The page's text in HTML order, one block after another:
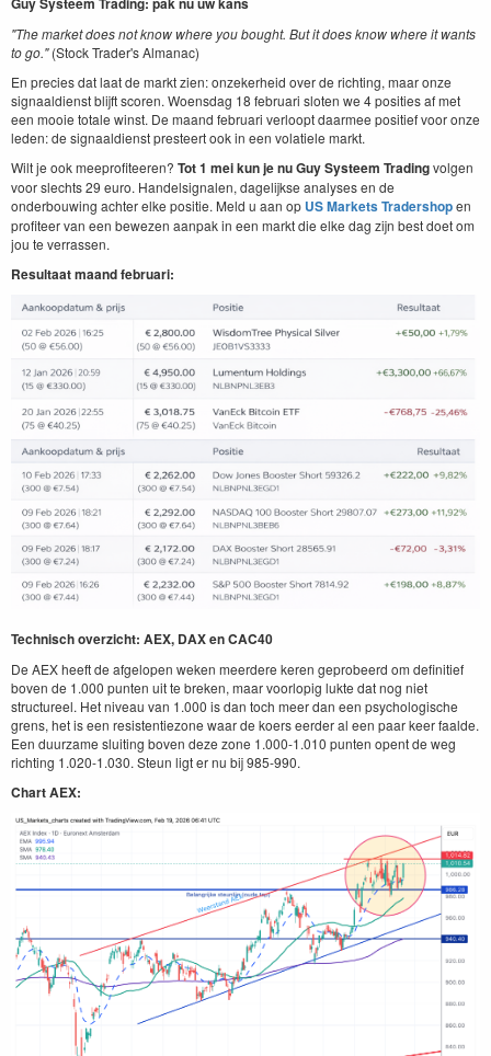
"The market does not know where you bought. But it does know where it wants
to go."(Stock Trader's Almanac)
En precies dat laat de markt zien: onzekerheid over de richting, maar onze
signaaldienst blijft scoren. Woensdag 18 februari sloten we 4 posities af met
een mooie totale winst. De maand februari verloopt daarmee positief voor onze
leden: de signaaldienst presteert ook in een volatiele markt.
Wilt je ook meeprofiteeren? Tot 1 mei kun je nu Guy Systeem Tradingvolgen
voor slechts 29 euro. Handelsignalen, dagelijkse analyses en de
onderbouwing achter elke positie. Meld u aan op US Markets Tradershopen
profiteer van een bewezen aanpak in een markt die elke dag zijn best doet om
jou te verrassen.
Resultaat maand februari:
Technisch overzicht: AEX, DAX en CAC40
De AEX heeft de afgelopen weken meerdere keren geprobeerd om definitief
boven de 1.000 punten uit te breken, maar voorlopig lukte dat nog niet
structureel. Het niveau van 1.000 is dan toch meer dan een psychologische
grens, het is een resistentiezone waar de koers eerder al een paar keer faalde.
Een duurzame sluiting boven deze zone 1.000-1.010 punten opent de weg
richting 1.020-1.030. Steun ligt er nu bij 985-990.
Chart AEX: